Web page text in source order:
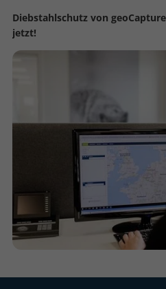
Diebstahlschutz von
jetzt!